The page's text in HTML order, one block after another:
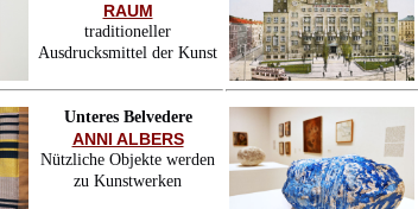
RAUM
traditioneller
Ausdrucksmittel der Kunst
Unteres Belvedere
ANNI ALBERS
Nützliche Objekte werden
zu Kunstwerken